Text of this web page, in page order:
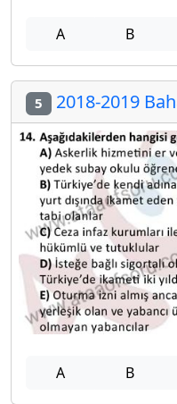
A B
5 2018-2019
A B